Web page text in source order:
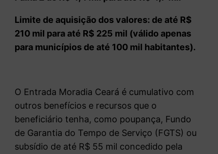
Limite de aquisição dos valores: de até R$
210 mil para até R$ 225 mil (válido apenas
para municípios de até 100 mil habitantes).
O Entrada Moradia Ceará é cumulativo com
outros benefícios e recursos que o
beneficiário tenha, como poupança, Fundo
de Garantia do Tempo de Serviço (FGTS) ou
subsídio de até R$ 55 mil concedido pela